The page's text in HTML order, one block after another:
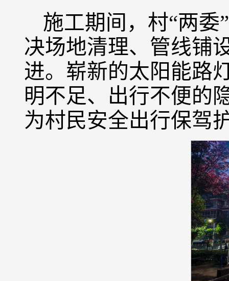
施工期间，村“两
决场地清理、管线铺
进。崭新的太阳能路
明不足、出行不便的
为村民安全出行保驾